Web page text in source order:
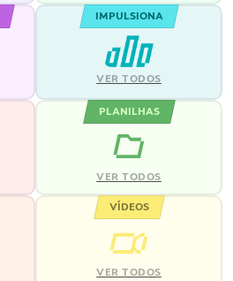
IMPULSIONA
VER TODOS
PLANILHAS
VER TODOS
VÍDEOS
VER TODOS